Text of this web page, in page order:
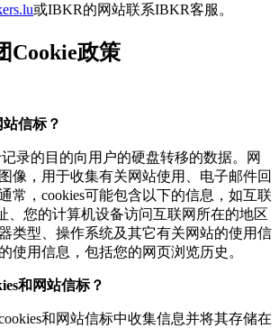
或IBKR的网站联系IBKR客服。
Cookie政策
信标？
录的目的向用户的硬盘转移的数据。网
像，用于收集有关网站使用、电子邮件回
常，cookies可能包含以下的信息，如互联
、您的计算机设备访问互联网所在的地区
类型、操作系统及其它有关网站的使用信
使用信息，包括您的网页浏览历史。
和网站信标？
和网站信标中收集信息并将其存储在